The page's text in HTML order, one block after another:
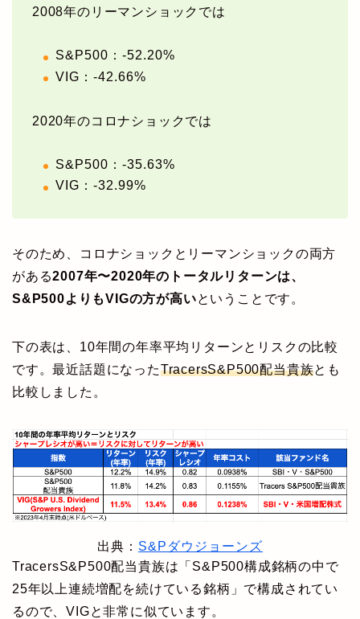
2008年のリーマンショックでは
S&P500：-52.20%
VIG：-42.66%
2020年のコロナショックでは
S&P500：-35.63%
VIG：-32.99%
そのため、コロナショックとリーマンショックの両方
がある2007年〜2020年のトータルリターンは、
S&P500よりもVIGの方が高いということです。
下の表は、10年間の年率平均リターンとリスクの比較
です。最近話題になったTracersS&P500配当貴族とも
比較しました。
出典： S&Pダウジョーンズ
TracersS&P500配当貴族は「S&P500構成銘柄の中で
25年以上連続増配を続けている銘柄」で構成されてい
るので、VIGと非常に似ています。